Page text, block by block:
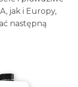
jak i Europy,
następną